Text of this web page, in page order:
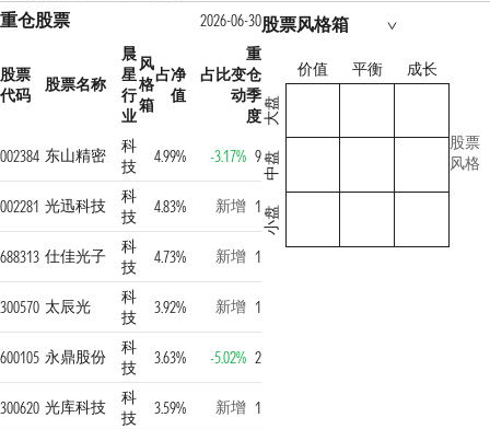
重仓股票 2026-06-30
股票
代码
股票名称
晨
星
行
业
风
格
箱
占净
值
占比变
动
重
仓
季
度
002384 东山精密
科
技
4.99% -3.17% 9
002281 光迅科技
科
技
4.83% 新增 1
688313 仕佳光子
科
技
4.73% 新增 1
300570 太辰光
科
技
3.92% 新增 1
600105 永鼎股份
科
技
3.63% -5.02% 2
300620 光库科技
科
技
3.59% 新增 1
股票风格箱
价值 平衡 成长
大盘
中盘
小盘
股票
风格